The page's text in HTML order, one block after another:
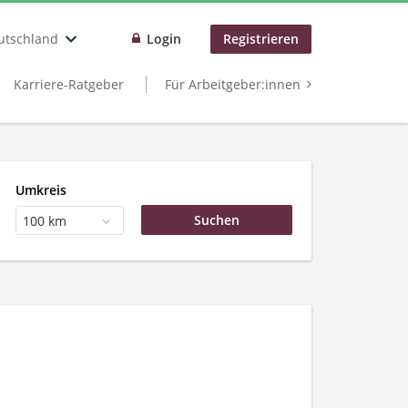
Login Registrieren
Karriere-Ratgeber Für Arbeitgeber:innen
Umkreis
100 km